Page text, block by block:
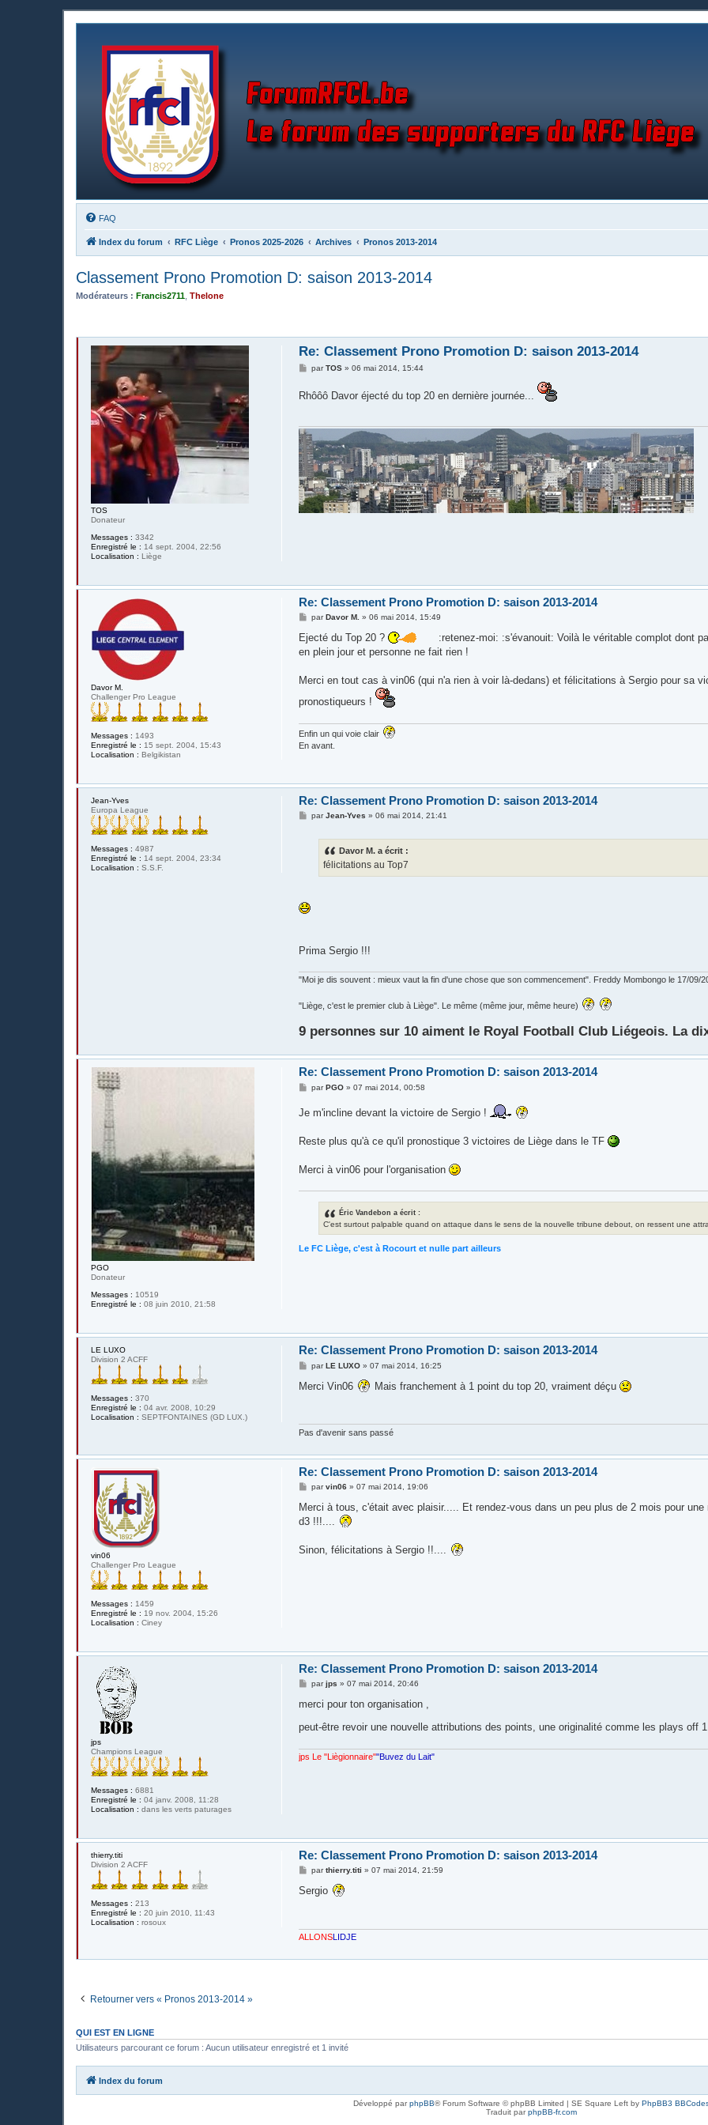
FAQ
Index du forum RFC Liège Pronos 2025-2026 Archives Pronos 2013-2014
Classement Prono Promotion D: saison 2013-2014
Modérateurs : Francis2711 Thelone
TOS
Donateur
Messages : 3342
Enregistré le : 14 sept. 2004, 22:56
Localisation : Liège
Re: Classement Prono Promotion D: saison 2013-2014
M
s
parTOS »06 mai 2014, 15:44
Rhôôô Davor éjecté du top 20 en dernière journée...
Davor M.
Challenger Pro League
Messages : 1493
Enregistré le : 15 sept. 2004, 15:43
Localisation : Belgikistan
Re: Classement Prono Promotion D: saison 2013-2014
M
s
a
parDavor M. »06 mai 2014, 15:49
Ejecté du Top 20 ?
:retenez-moi: :s'évanouit: Voilà le véritable complot dont
en plein jour et personne ne fait rien !
Merci en tout cas à vin06 (qui n'a rien à voir là-dedans) et félicitations à Sergio pour sa
pronostiqueurs !
Enfin un qui voie clair
En avant.
Jean-Yves
Europa League
Messages : 4987
Enregistré le : 14 sept. 2004, 23:34
Localisation : S.S.F.
Re: Classement Prono Promotion D: saison 2013-2014
MparJean-Yves »06 mai 2014, 21:41
Davor M. a écrit :
félicitations au Top7
Prima Sergio !!!
"Moi je dis souvent : mieux vaut la fin d'une chose que son commencement". Freddy Mombongo le 17/09/
"Liège, c'est le premier club à Liège". Le même (même jour, même heure)
9 personnes sur 10 aiment le Royal Football Club Liégeois. La
PGO
Donateur
Messages : 10519
Enregistré le : 08 juin 2010, 21:58
Re: Classement Prono Promotion D: saison 2013-2014
M
s
e
parPGO »07 mai 2014, 00:58
Je m'incline devant la victoire de Sergio !
Reste plus qu'à ce qu'il pronostique 3 victoires de Liège dans le TF
Merci à vin06 pour l'organisation
Éric Vandebon a écrit :
C'est surtout palpable quand on attaque dans le sens de la nouvelle tribune debout, on ressent une
Le FC Liège, c'est à Rocourt et nulle part ailleurs
LE LUXO
Division 2 ACFF
Messages : 370
Enregistré le : 04 avr. 2008, 10:29
Localisation : SEPTFONTAINES (GD LUX.)
Re: Classement Prono Promotion D: saison 2013-2014
M
s
parLE LUXO »07 mai 2014, 16:25
Merci Vin06 Mais franchement à 1 point du top 20, vraiment déçu
Pas d'avenir sans passé
vin06
Challenger Pro League
Messages : 1459
Enregistré le : 19 nov. 2004, 15:26
Localisation : Ciney
Re: Classement Prono Promotion D: saison 2013-2014
M
s
a
parvin06 »07 mai 2014, 19:06
Merci à tous, c'était avec plaisir..... Et rendez-vous dans un peu plus de 2 mois pour
d3 !!!....
Sinon, félicitations à Sergio !!....
jps
Champions League
Messages : 6881
Enregistré le : 04 janv. 2008, 11:28
Localisation : dans les verts paturages
Re: Classement Prono Promotion D: saison 2013-2014
M
s
g
parjps »07 mai 2014, 20:46
merci pour ton organisation ,
peut-être revoir une nouvelle attributions des points, une originalité comme les plays off 1
jps Le "Liègionnaire""Buvez du Lait"
thierry.titi
Division 2 ACFF
Messages : 213
Enregistré le : 20 juin 2010, 11:43
Localisation : rosoux
Re: Classement Prono Promotion D: saison 2013-2014
M
s
parthierry.titi »07 mai 2014, 21:59
Sergio
ALLONSLIDJE
Retourner vers « Pronos 2013-2014 »
QUI EST EN LIGNE
Utilisateurs parcourant ce forum : Aucun utilisateur enregistré et 1 invité
Index du forum
Développé parphpBB® Forum Software © phpBB Limited | SE Square Left by PhpBB3
Traduit parphpBB-fr.com